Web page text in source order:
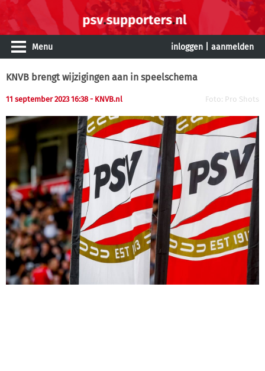
Menu inloggen aanmelden
KNVB brengt wijzigingen aan in speelschema
11 september 2023 16:38 - KNVB.nl Foto: Pro Shots